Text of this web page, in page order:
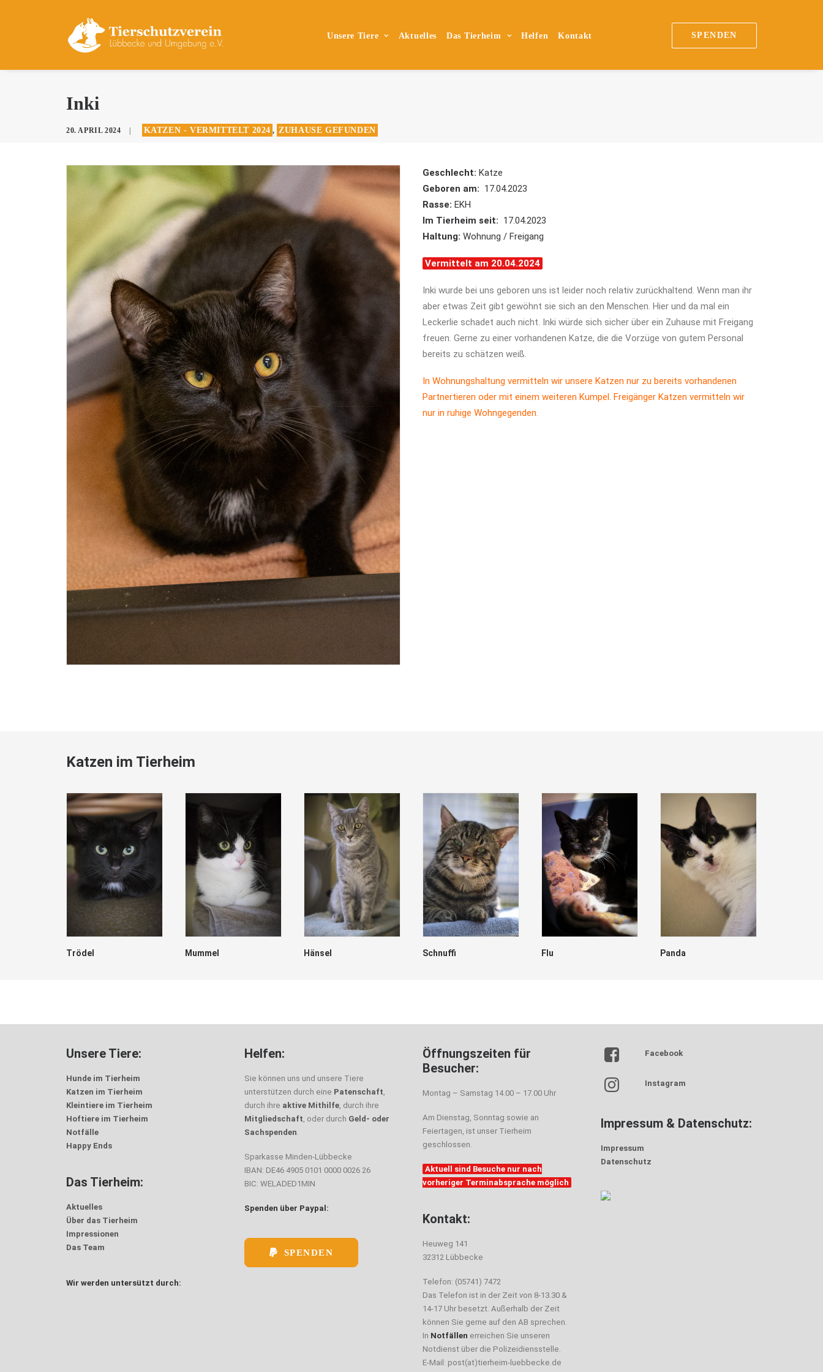
Unsere Tiere Aktuelles Das Tierheim Helfen Kontakt SPENDEN
Inki
20. APRIL 2024 KATZEN - VERMITTELT 2024 , ZUHAUSE GEFUNDEN
Geschlecht: Katze
Geboren am: 17.04.2023
Rasse: EKH
Im Tierheim seit: 17.04.2023
Haltung: Wohnung / Freigang
Vermittelt am 20.04.2024
Inki wurde bei uns geboren uns ist leider noch relativ zurückhaltend. Wenn man ihr
aber etwas Zeit gibt gewöhnt sie sich an den Menschen. Hier und da mal ein
Leckerlie schadet auch nicht. Inki würde sich sicher über ein Zuhause mit Freigang
freuen. Gerne zu einer vorhandenen Katze, die die Vorzüge von gutem Personal
bereits zu schätzen weiß.
In Wohnungshaltung vermitteln wir unsere Katzen nur zu bereits vorhandenen
Partnertieren oder mit einem weiteren Kumpel. Freigänger Katzen vermitteln wir
nur in ruhige Wohngegenden.
Katzen im Tierheim
Trödel Mummel Hänsel Schnuffi Flu Panda
Unsere Tiere:
Hunde im Tierheim
Katzen im Tierheim
Kleintiere im Tierheim
Hoftiere im Tierheim
Notfälle
Happy Ends
Das Tierheim:
Aktuelles
Über das Tierheim
Impressionen
Das Team
Wir werden untersützt durch:
Helfen:
Sie können uns und unsere Tiere
unterstützen durch eine Patenschaft,
durch ihre aktive Mithilfe, durch ihre
Mitgliedschaft, oder durch Geld- oder
Sachspenden.
Sparkasse Minden-Lübbecke
IBAN: DE46 4905 0101 0000 0026 26
BIC: WELADED1MIN
Spenden über Paypal:
SPENDEN
Öffnungszeiten für
Besucher:
Montag – Samstag 14.00 – 17.00 Uhr
Am Dienstag, Sonntag sowie an
Feiertagen, ist unser Tierheim
geschlossen.
Aktuell sind Besuche nur nach
vorheriger Terminabsprache möglich
Kontakt:
Heuweg 141
32312 Lübbecke
Telefon: (05741) 7472
Das Telefon ist in der Zeit von 8-13.30 &
14-17 Uhr besetzt. Außerhalb der Zeit
können Sie gerne auf den AB sprechen.
In Notfällen erreichen Sie unseren
Notdienst über die Polizeidiensstelle.
E-Mail: post(at)tierheim-luebbecke.de
Facebook
Instagram
Impressum & Datenschutz:
Impressum
Datenschutz